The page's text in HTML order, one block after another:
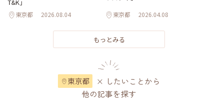
T&K」
東京都 2026.08.04 東京都 2026.04.08
もっとみる
東京都
× したいことから
他の記事を探す